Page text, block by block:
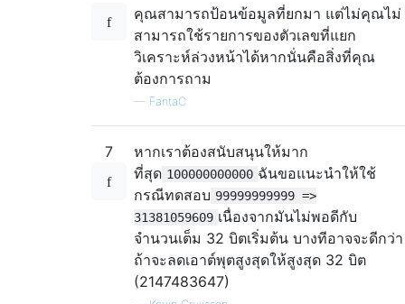
คุณสามารถป้อนข้อมูลที่ยกมา แต่ไม่คุณไม่
สามารถใช้รายการของตัวเลขที่แยก
วิเคราะห์ล่วงหน้าได้หากนั่นคือสิ่งที่คุณ
ต้องการถาม
— FantaC
7
หากเราต้องสนับสนุนให้มาก
ที่สุด 100000000000 ฉันขอแนะนำให้ใช้
กรณีทดสอบ 99999999999 =>
31381059609 เนื่องจากมันไม่พอดีกับ
จำนวนเต็ม 32 บิตเริ่มต้น บางทีอาจจะดีกว่า
ถ้าจะลดเอาต์พุตสูงสุดให้สูงสุด 32 บิต
(2147483647)